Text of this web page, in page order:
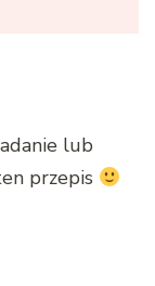
lub
przepis